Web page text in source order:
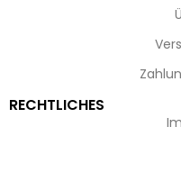
RECHTLICHES